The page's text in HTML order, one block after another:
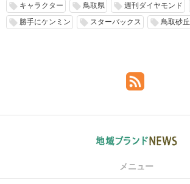
local_offer キャラクター local_offer 鳥取県 local_offer 週刊ダイヤモンド
local_offer 勝手にケンミン local_offer スターバックス local_offer 鳥取砂丘
メニュー